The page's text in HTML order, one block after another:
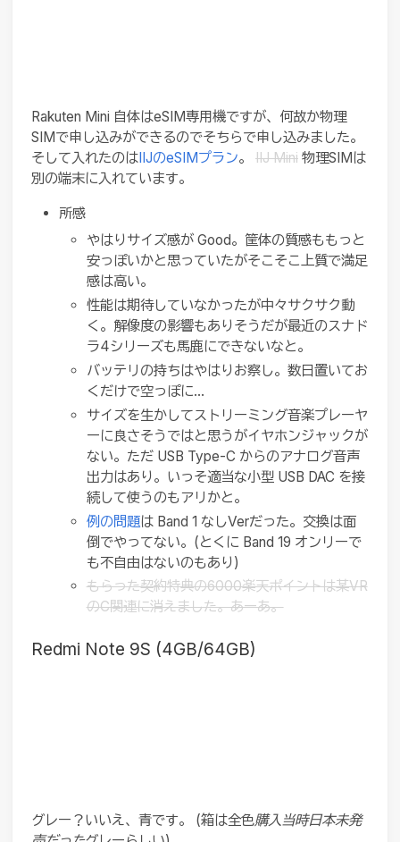
Rakuten Mini 自体はeSIM専用機ですが、何故か物理
SIMで申し込みができるのでそちらで申し込みました。
そして入れたのはIIJのeSIMプラン。 IIJ Mini 物理SIMは
別の端末に入れています。
所感
やはりサイズ感が Good。筐体の質感ももっと
安っぽいかと思っていたがそこそこ上質で満足
感は高い。
性能は期待していなかったが中々サクサク動
く。解像度の影響もありそうだが最近のスナド
ラ4シリーズも馬鹿にできないなと。
バッテリの持ちはやはりお察し。数日置いてお
くだけで空っぽに…
サイズを生かしてストリーミング音楽プレーヤ
ーに良さそうではと思うがイヤホンジャックが
ない。ただ USB Type-C からのアナログ音声
出力はあり。いっそ適当な小型 USB DAC を接
続して使うのもアリかと。
例の問題は Band 1 なしVerだった。交換は面
倒でやってない。(とくに Band 19 オンリーで
も不自由はないのもあり)
もらった契約特典の6000楽天ポイントは某VR
のC関連に消えました。あーあ。
Redmi Note 9S (4GB/64GB)
グレー？いいえ、青です。 (箱は全色購入当時日本未発